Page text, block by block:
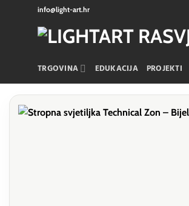
info@light-art.hr
TRGOVINA EDUKACIJA PROJEKTI